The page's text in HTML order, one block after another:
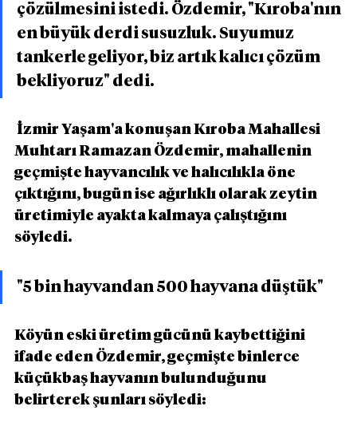
çözülmesini istedi. Özdemir, "Kıroba'nın
en büyük derdi susuzluk. Suyumuz
tankerle geliyor, biz artık kalıcı çözüm
bekliyoruz" dedi.
Muhtarı Ramazan Özdemir, mahallenin
geçmişte hayvancılık ve halıcılıkla öne
çıktığını, bugün ise ağırlıklı olarak zeytin
üretimiyle ayakta kalmaya çalıştığını
söyledi.
"5 bin hayvandan 500 hayvana düştük"
Köyün eski üretim gücünü kaybettiğini
ifade eden Özdemir, geçmişte binlerce
küçükbaş hayvanın bulunduğunu
belirterek şunları söyledi: